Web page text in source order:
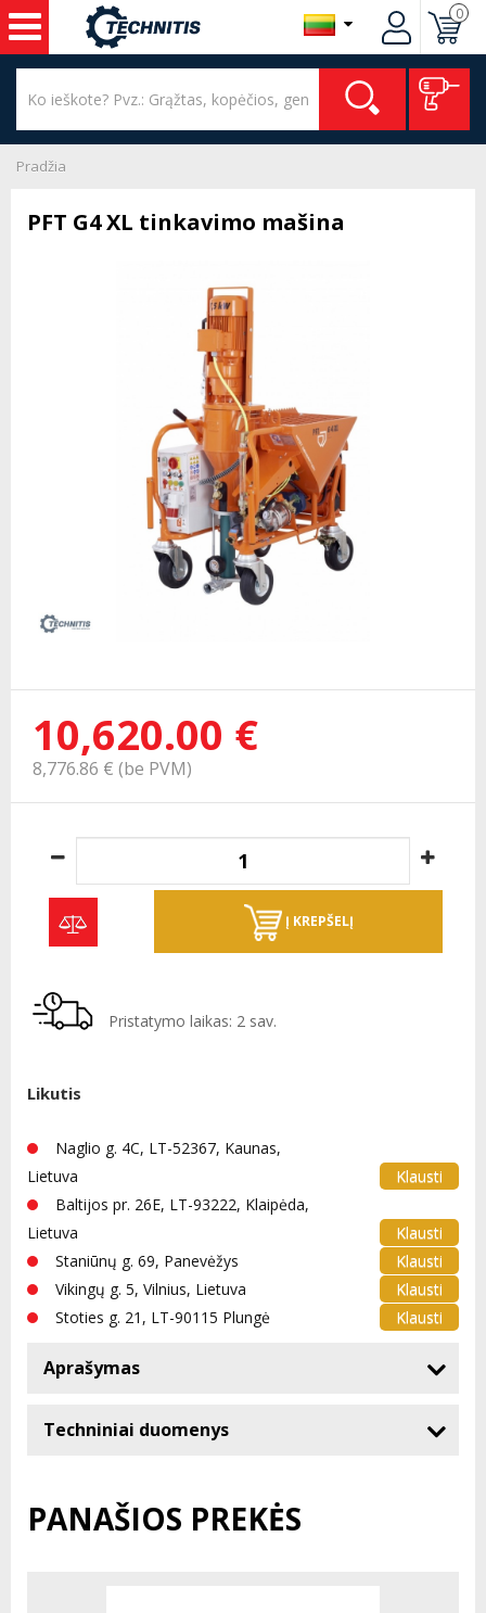
0
Pradžia
PFT G4 XL tinkavimo mašina
10,620.00 €
8,776.86 € (be PVM)
Į KREPŠELĮ
Pristatymo laikas: 2 sav.
Likutis
Naglio g. 4C, LT-52367, Kaunas,
Lietuva
Klausti
Baltijos pr. 26E, LT-93222, Klaipėda,
Lietuva
Klausti
Staniūnų g. 69, Panevėžys
Klausti
Vikingų g. 5, Vilnius, Lietuva
Klausti
Stoties g. 21, LT-90115 Plungė
Klausti
Aprašymas
Techniniai duomenys
PANAŠIOS PREKĖS